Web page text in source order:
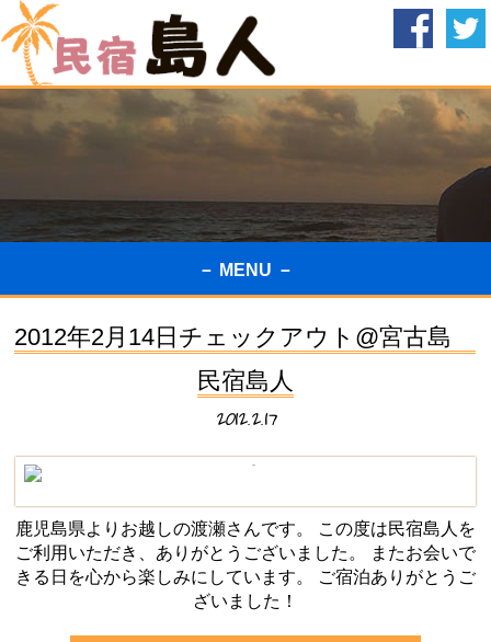
－ MENU －
2012年2月14日チェックアウト@宮古島
民宿島人
2012.2.17
鹿児島県よりお越しの渡瀬さんです。 この度は民宿島人を
ご利用いただき、ありがとうございました。 またお会いで
きる日を心から楽しみにしています。 ご宿泊ありがとうご
ざいました！